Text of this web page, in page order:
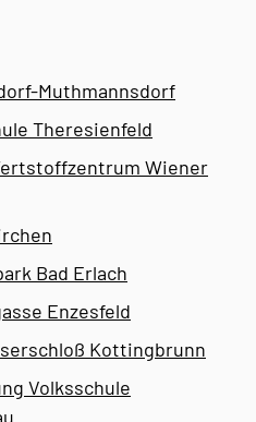
Muthmannsdorf
Theresienfeld
Wiener
Bad Erlach
Enzesfeld
Kottingbrunn
Volksschule